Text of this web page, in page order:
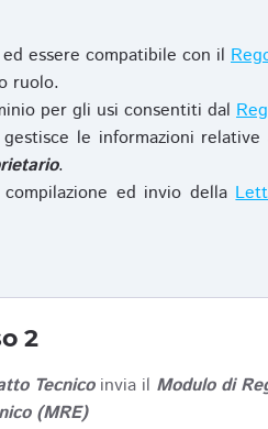
essere compatibile con il
ruolo.
per gli usi consentiti dal
le informazioni relative
.
ed invio della
2
Tecnicoinvia il Modulo di
(MRE)